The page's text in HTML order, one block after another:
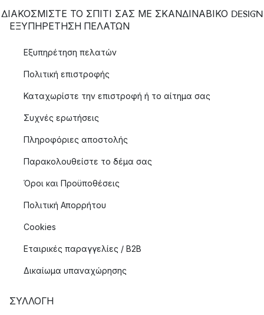
ΔΙΑΚΟΣΜΙΣΤΕ ΤΟ ΣΠΙΤΙ ΣΑΣ ΜΕ ΣΚΑΝΔΙΝΑΒΙΚΟ DESIGN
ΕΞΥΠΗΡΈΤΗΣΗ ΠΕΛΑΤΏΝ
Εξυπηρέτηση πελατών
Πολιτική επιστροφής
Καταχωρίστε την επιστροφή ή το αίτημα σας
Συχνές ερωτήσεις
Πληροφόριες αποστολής
Παρακολουθείστε το δέμα σας
Όροι και Προϋποθέσεις
Πολιτική Απορρήτου
Cookies
Εταιρικές παραγγελίες / B2B
Δικαίωμα υπαναχώρησης
ΣΥΛΛΟΓΉ